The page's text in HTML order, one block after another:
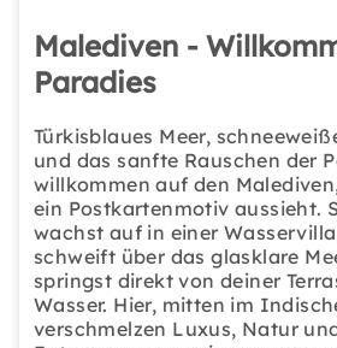
Malediven -
Paradies
Türkisblaues Meer,
und das sanfte Rauschen der
willkommen auf den
ein Postkartenmotiv aussieht.
wachst auf in einer
schweift über das glasklare
springst direkt von deiner
Wasser. Hier, mitten im
verschmelzen Luxus, Natur